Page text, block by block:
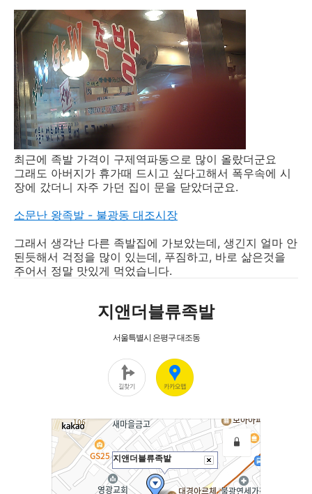
최근에 족발 가격이 구제역파동으로 많이 올랐더군요
그래도 아버지가 휴가때 드시고 싶다고해서 폭우속에 시
장에 갔더니 자주 가던 집이 문을 닫았더군요.
소문난 왕족발 - 불광동 대조시장
그래서 생각난 다른 족발집에 가보았는데, 생긴지 얼마 안
된듯해서 걱정을 많이 있는데, 푸짐하고, 바로 삶은것을
주어서 정말 맛있게 먹었습니다.